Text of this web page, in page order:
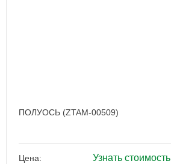
ПОЛУОСЬ (ZTAM-00509)
Цена: Узнать стоимость